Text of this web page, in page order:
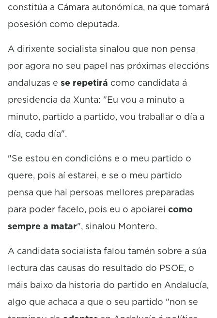
constitúa a Cámara autonómica, na que tomará
posesión como deputada.
A dirixente socialista sinalou que non pensa
por agora no seu papel nas próximas eleccións
andaluzas e se repetirá como candidata á
presidencia da Xunta: "Eu vou a minuto a
minuto, partido a partido, vou traballar o día a
día, cada día".
"Se estou en condicións e o meu partido o
quere, pois aí estarei, e se o meu partido
pensa que hai persoas mellores preparadas
para poder facelo, pois eu o apoiarei como
sempre a matar", sinalou Montero.
A candidata socialista falou tamén sobre a súa
lectura das causas do resultado do PSOE, o
máis baixo da historia do partido en Andalucía,
algo que achaca a que o seu partido "non se